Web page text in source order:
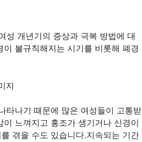
성 개년기의 증상과 극복 방법에 대
불규칙해지는 시기를 비롯해 폐경
타나기 때문에 많은 여성들이 고통받
느껴지고 홍조가 생기거나 신경이
겪을 수도 있습니다.지속되는 기간